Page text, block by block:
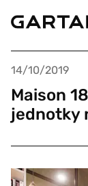
14/10/2019
Maison
jednotky